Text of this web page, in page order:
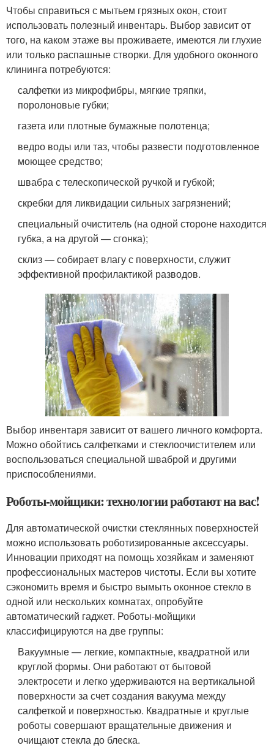
Чтобы справиться с мытьем грязных окон, стоит
использовать полезный инвентарь. Выбор зависит от
того, на каком этаже вы проживаете, имеются ли глухие
или только распашные створки. Для удобного оконного
клининга потребуются:
салфетки из микрофибры, мягкие тряпки,
поролоновые губки;
газета или плотные бумажные полотенца;
ведро воды или таз, чтобы развести подготовленное
моющее средство;
швабра с телескопической ручкой и губкой;
скребки для ликвидации сильных загрязнений;
специальный очиститель (на одной стороне находится
губка, а на другой — сгонка);
склиз — собирает влагу с поверхности, служит
эффективной профилактикой разводов.
Выбор инвентаря зависит от вашего личного комфорта.
Можно обойтись салфетками и стеклоочистителем или
воспользоваться специальной шваброй и другими
приспособлениями.
Роботы-мойщики: технологии работают на вас!
Для автоматической очистки стеклянных поверхностей
можно использовать роботизированные аксессуары.
Инновации приходят на помощь хозяйкам и заменяют
профессиональных мастеров чистоты. Если вы хотите
сэкономить время и быстро вымыть оконное стекло в
одной или нескольких комнатах, опробуйте
автоматический гаджет. Роботы-мойщики
классифицируются на две группы:
Вакуумные — легкие, компактные, квадратной или
круглой формы. Они работают от бытовой
электросети и легко удерживаются на вертикальной
поверхности за счет создания вакуума между
салфеткой и поверхностью. Квадратные и круглые
роботы совершают вращательные движения и
очищают стекла до блеска.